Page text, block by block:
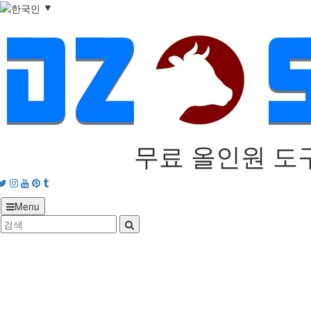
▼
무료 올인원 도
Twitter
Instagram
Youtube
Pinterest
tumblr
Menu